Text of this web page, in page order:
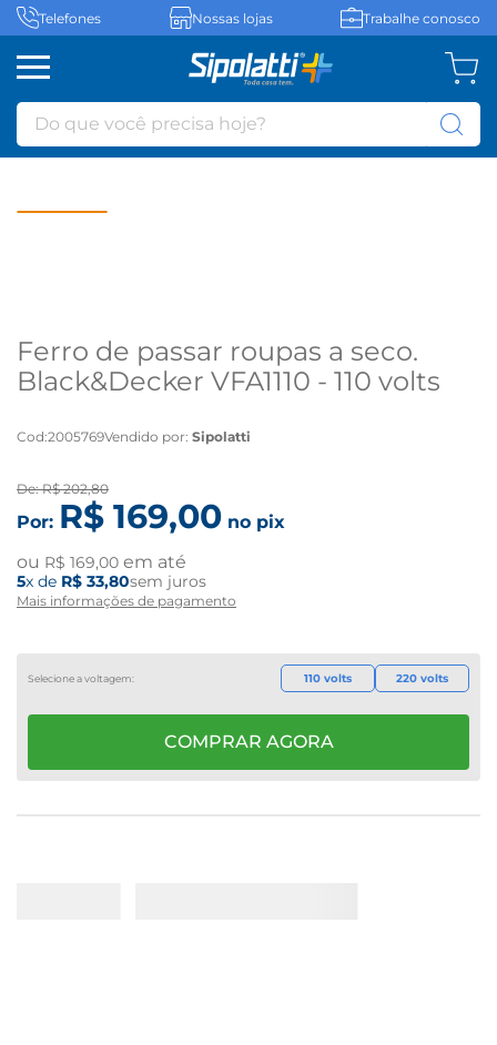
Telefones Nossas lojas Trabalhe conosco
Do que você precisa hoje?
Ferro de passar roupas a seco.
Black&Decker VFA1110 - 110 volts
Cod:2005769Vendido por: Sipolatti
De:R$ 202,80
Por: R$ 169,00 no pix
ou R$ 169,00 em até
5x de R$ 33,80sem juros
Mais informações de pagamento
110 volts 220 volts
COMPRAR AGORA